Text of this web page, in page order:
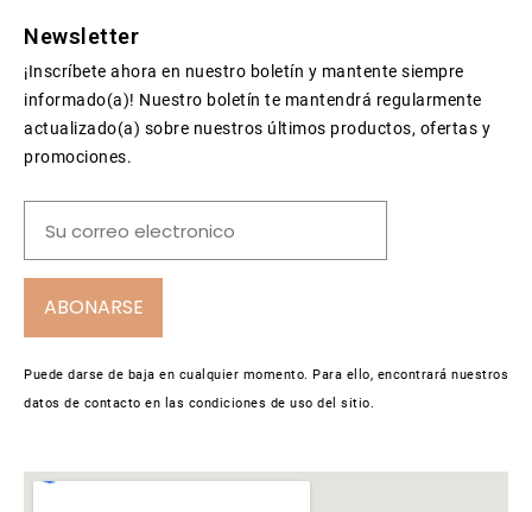
Newsletter
¡Inscríbete ahora en nuestro boletín y mantente siempre
informado(a)! Nuestro boletín te mantendrá regularmente
actualizado(a) sobre nuestros últimos productos, ofertas y
promociones.
ABONARSE
Puede darse de baja en cualquier momento. Para ello, encontrará nuestros
datos de contacto en las condiciones de uso del sitio.